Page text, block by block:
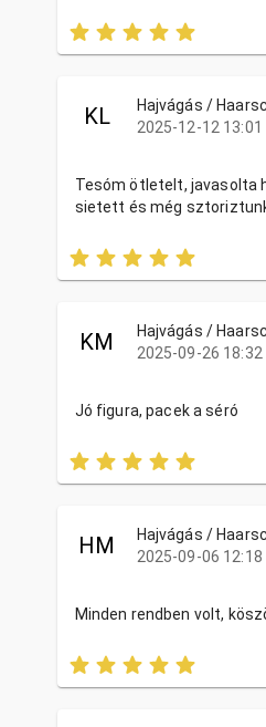
KL
Hajvágás /
2025-12-12 13:01
Tesóm ötletelt, javasolta
sietett és még sztoriztunk
KM
Hajvágás /
2025-09-26 18:32
Jó figura, pacek a séró
HM
Hajvágás /
2025-09-06 12:18
Minden rendben volt,